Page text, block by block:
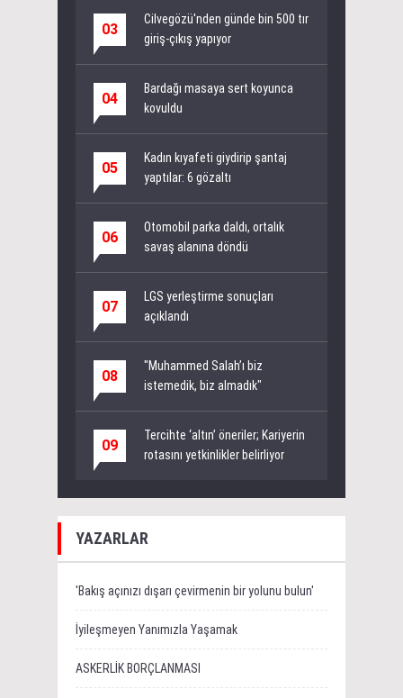
03
Cilvegözü'nden günde bin 500 tır
giriş-çıkış yapıyor
04
Bardağı masaya sert koyunca
kovuldu
05
Kadın kıyafeti giydirip şantaj
yaptılar: 6 gözaltı
06
Otomobil parka daldı, ortalık
savaş alanına döndü
07
LGS yerleştirme sonuçları
açıklandı
08
"Muhammed Salah’ı biz
istemedik, biz almadık"
09
Tercihte ‘altın’ öneriler; Kariyerin
rotasını yetkinlikler belirliyor
YAZARLAR
'Bakış açınızı dışarı çevirmenin bir yolunu bulun'
İyileşmeyen Yanımızla Yaşamak
ASKERLİK BORÇLANMASI